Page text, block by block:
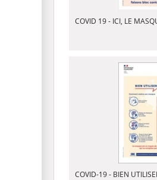
COVID 19 - ICI, LE
COVID-19 - BIEN